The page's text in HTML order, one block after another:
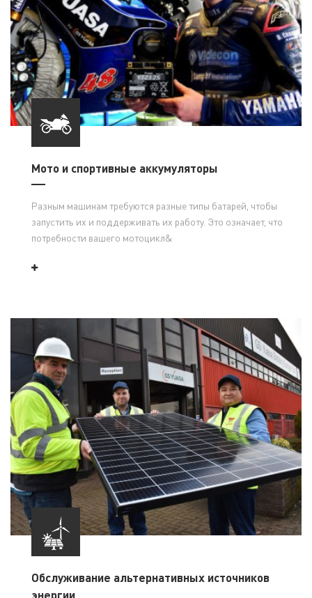
Мото и спортивные аккумуляторы
Разным машинам требуются разные типы батарей, чтобы
запустить их и поддерживать их работу. Это означает, что
потребности вашего мотоцикл&
Обслуживание альтернативных источников